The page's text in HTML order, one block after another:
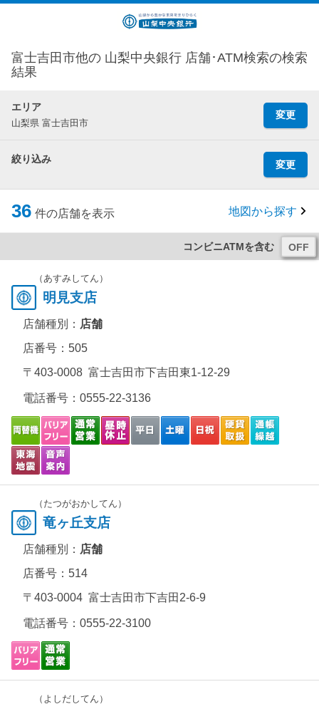
富士吉田市他の 山梨中央銀行 店舗･ATM検索の検索
結果
エリア
山梨県 富士吉田市
変更
絞り込み 変更
36 件の店舗を表示 地図から探す
コンビニATMを含む
（あすみしてん）
明見支店
店舗種別： 店舗
店番号：505
〒403-0008 富士吉田市下吉田東1-12-29
電話番号： 0555-22-3136
（たつがおかしてん）
竜ヶ丘支店
店舗種別： 店舗
店番号：514
〒403-0004 富士吉田市下吉田2-6-9
電話番号： 0555-22-3100
（よしだしてん）